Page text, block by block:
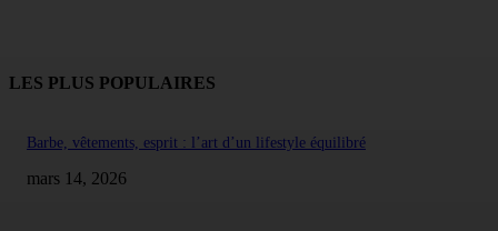
LES PLUS POPULAIRES
Barbe, vêtements, esprit : l’art d’un lifestyle équilibré
mars 14, 2026